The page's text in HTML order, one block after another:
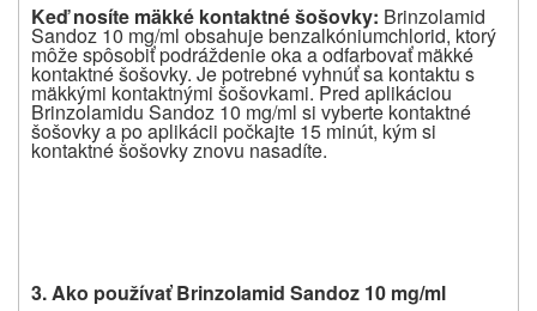
Keď nosíte mäkké kontaktné šošovky: Brinzolamid
Sandoz 10 mg/ml obsahuje benzalkóniumchlorid, ktorý
môže spôsobiť podráždenie oka a odfarbovať mäkké
kontaktné šošovky. Je potrebné vyhnúť sa kontaktu s
mäkkými kontaktnými šošovkami. Pred aplikáciou
Brinzolamidu Sandoz 10 mg/ml si vyberte kontaktné
šošovky a po aplikácii počkajte 15 minút, kým si
kontaktné šošovky znovu nasadíte.
3. Ako používať Brinzolamid Sandoz 10 mg/ml